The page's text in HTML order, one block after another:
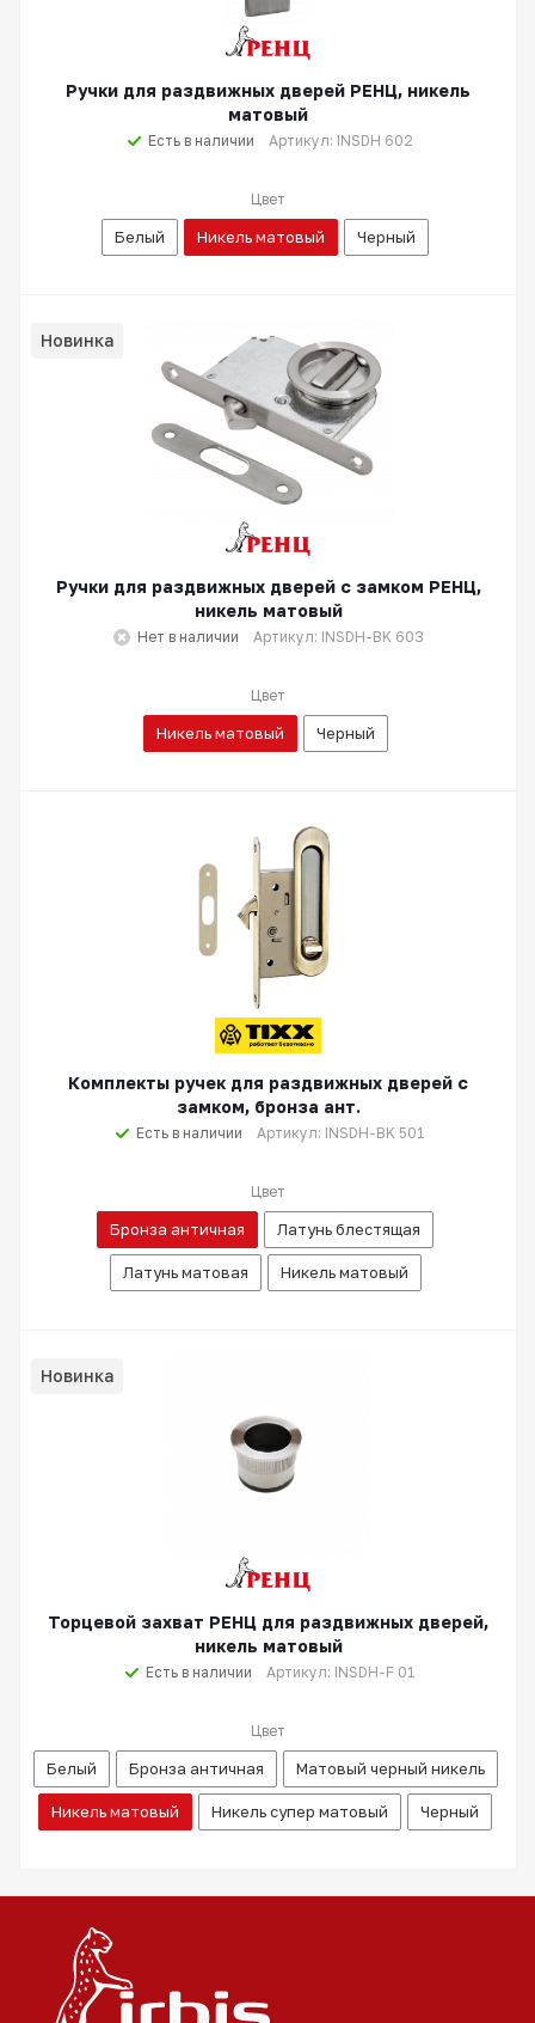
Ручки для раздвижных дверей РЕНЦ, никель
матовый
Есть в наличии Артикул: INSDH 602
Цвет
Белый Никель матовый Черный
Новинка
Ручки для раздвижных дверей с замком РЕНЦ,
никель матовый
Нет в наличии Артикул: INSDH-BK 603
Цвет
Никель матовый Черный
Комплекты ручек для раздвижных дверей с
замком, бронза ант.
Есть в наличии Артикул: INSDH-BK 501
Цвет
Бронза античная Латунь блестящая
Латунь матовая Никель матовый
Новинка
Торцевой захват РЕНЦ для раздвижных дверей,
никель матовый
Есть в наличии Артикул: INSDH-F 01
Цвет
Белый Бронза античная Матовый черный никель
Никель матовый Никель супер матовый Черный